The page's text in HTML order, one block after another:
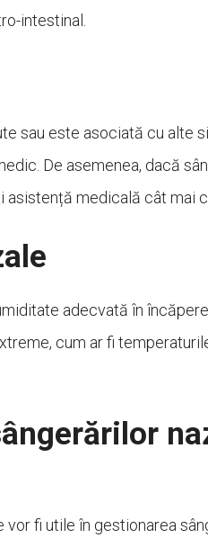
intestinal.
sau este asociată cu alte
De asemenea, dacă
medicală cât mai
adecvată în
cum ar fi
fi utile în gestionarea